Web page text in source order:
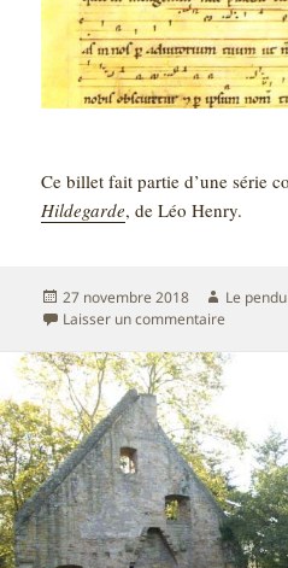
Ce billet fait partie d’une série
Hildegarde, de Léo Henry.
Publié
le
27 novembre 2018 Auteur
Le pendu
Laisser un commentairesur Lire